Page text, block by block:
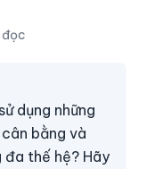
đọc
dụng những
bằng và
thế hệ? Hãy